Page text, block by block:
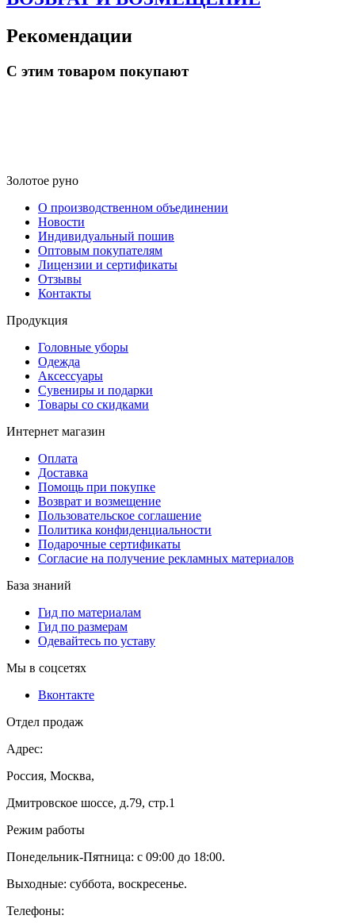
Рекомендации
С этим товаром покупают
Золотое руно
О производственном объединении
Новости
Индивидуальный пошив
Оптовым покупателям
Лицензии и сертификаты
Отзывы
Контакты
Продукция
Головные уборы
Одежда
Аксессуары
Сувениры и подарки
Товары со скидками
Интернет магазин
Оплата
Доставка
Помощь при покупке
Возврат и возмещение
Пользовательское соглашение
Политика конфиденциальности
Подарочные сертификаты
Согласие на получение рекламных материалов
База знаний
Гид по материалам
Гид по размерам
Одевайтесь по уставу
Мы в соцсетях
Вконтакте
Отдел продаж
Адрес:
Россия, Москва,
Дмитровское шоссе, д.79, стр.1
Режим работы
Понедельник-Пятница: с 09:00 до 18:00.
Выходные: суббота, воскресенье.
Телефоны: